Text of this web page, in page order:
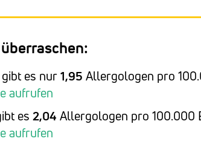
gibt es nur1,95 Allergologen pro
aufrufen
es 2,04 Allergologen pro 100.000
aufrufen